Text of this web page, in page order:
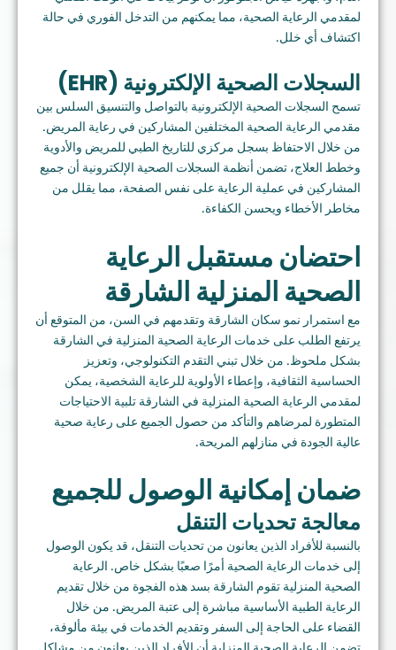
لمقدمي الرعاية الصحية، مما يمكنهم من التدخل الفوري في حالة
اكتشاف أي خلل.
السجلات الصحية الإلكترونية (EHR)
تسمح السجلات الصحية الإلكترونية بالتواصل والتنسيق السلس بين
مقدمي الرعاية الصحية المختلفين المشاركين في رعاية المريض.
من خلال الاحتفاظ بسجل مركزي للتاريخ الطبي للمريض والأدوية
وخطط العلاج، تضمن أنظمة السجلات الصحية الإلكترونية أن جميع
المشاركين في عملية الرعاية على نفس الصفحة، مما يقلل من
مخاطر الأخطاء ويحسن الكفاءة.
احتضان مستقبل الرعاية
الصحية المنزلية الشارقة
مع استمرار نمو سكان الشارقة وتقدمهم في السن، من المتوقع أن
يرتفع الطلب على خدمات الرعاية الصحية المنزلية في الشارقة
بشكل ملحوظ. من خلال تبني التقدم التكنولوجي، وتعزيز
الحساسية الثقافية، وإعطاء الأولوية للرعاية الشخصية، يمكن
لمقدمي الرعاية الصحية المنزلية في الشارقة تلبية الاحتياجات
المتطورة لمرضاهم والتأكد من حصول الجميع على رعاية صحية
عالية الجودة في منازلهم المريحة.
ضمان إمكانية الوصول للجميع
معالجة تحديات التنقل
بالنسبة للأفراد الذين يعانون من تحديات التنقل، قد يكون الوصول
إلى خدمات الرعاية الصحية أمرًا صعبًا بشكل خاص. الرعاية
الصحية المنزلية تقوم الشارقة بسد هذه الفجوة من خلال تقديم
الرعاية الطبية الأساسية مباشرة إلى عتبة المريض. من خلال
القضاء على الحاجة إلى السفر وتقديم الخدمات في بيئة مألوفة،